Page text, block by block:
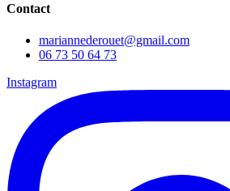
Contact
mariannederouet@gmail.com
06 73 50 64 73
Instagram